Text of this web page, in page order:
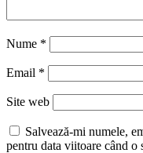
Nume *
Email *
Site web
Salvează-mi numele,
pentru data viitoare când o